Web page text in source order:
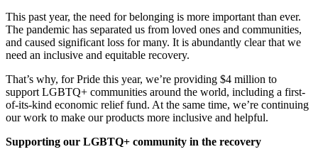
This past year, the need for belonging is more important than ever.
The pandemic has separated us from loved ones and communities,
and caused significant loss for many. It is abundantly clear that we
need an inclusive and equitable recovery.
That’s why, for Pride this year, we’re providing $4 million to
support LGBTQ+ communities around the world, including a first-
of-its-kind economic relief fund. At the same time, we’re continuing
our work to make our products more inclusive and helpful.
Supporting our LGBTQ+ community in the recovery